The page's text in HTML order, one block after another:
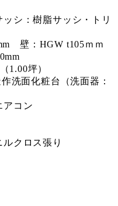
シ：樹脂サッシ・トリ
壁：HGW t105ｍｍ
1.00坪）
洗面化粧台（洗面器：
コン
クロス張り